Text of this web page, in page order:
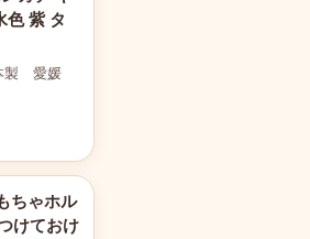
色 紫 タ
製 愛媛
ちゃホル
けておけ